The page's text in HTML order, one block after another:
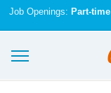
Job Openings: Part-time